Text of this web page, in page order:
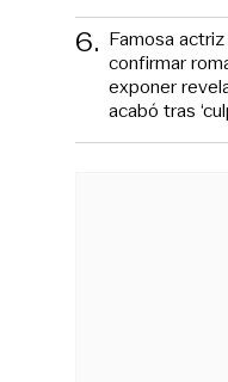
6. Famosa
confirmar
exponer
acabó tras